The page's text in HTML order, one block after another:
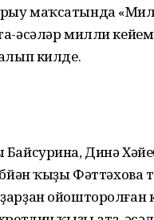
маҡсатында
әсәләр милли
килде.
Динә
ҡыҙы Фәттәхова
ойошторолған